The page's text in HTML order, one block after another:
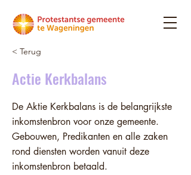
< Terug
Actie Kerkbalans
De Aktie Kerkbalans is de belangrijkste
inkomstenbron voor onze gemeente.
Gebouwen, Predikanten en alle zaken
rond diensten worden vanuit deze
inkomstenbron betaald.